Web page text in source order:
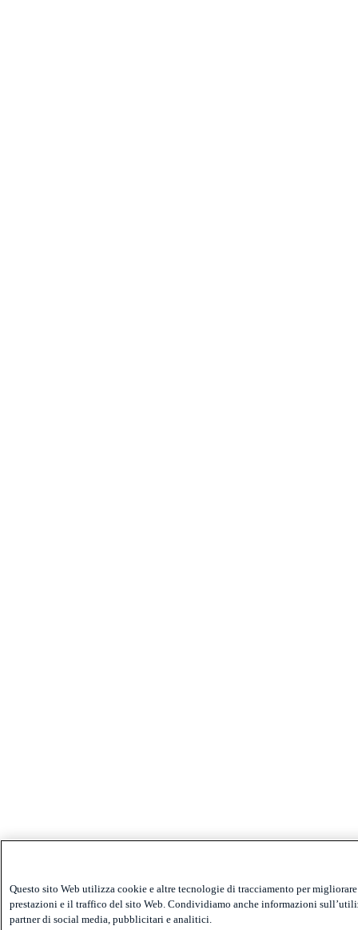
Questo sito Web utilizza cookie e altre tecnologie di tracciamento per migliorare
prestazioni e il traffico del sito Web. Condividiamo anche informazioni
partner di social media, pubblicitari e analitici.